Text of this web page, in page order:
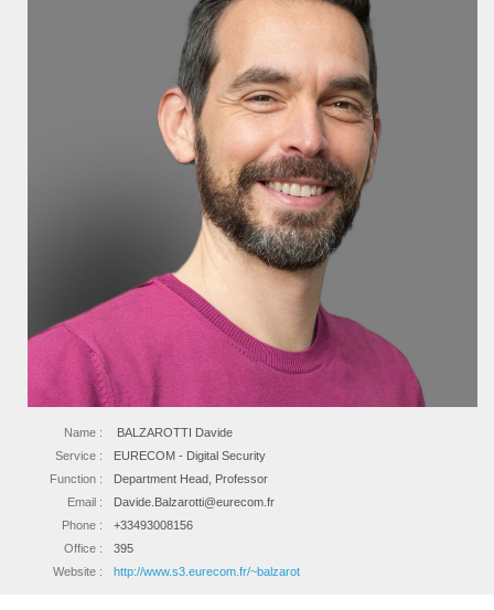
Name :
BALZAROTTI Davide
Service :
EURECOM - Digital Security
Function :
Department Head, Professor
Email :
Davide.Balzarotti@eurecom.fr
Phone :
+33493008156
Office :
395
Website :
http://www.s3.eurecom.fr/~balzarot